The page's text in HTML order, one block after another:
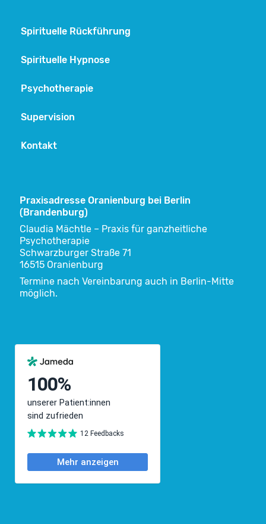
Spirituelle Rückführung
Spirituelle Hypnose
Psychotherapie
Supervision
Kontakt
Praxisadresse Oranienburg bei Berlin
(Brandenburg)
Claudia Mächtle – Praxis für ganzheitliche
Psychotherapie
Schwarzburger Straße 71
16515 Oranienburg
Termine nach Vereinbarung auch in Berlin-Mitte
möglich.